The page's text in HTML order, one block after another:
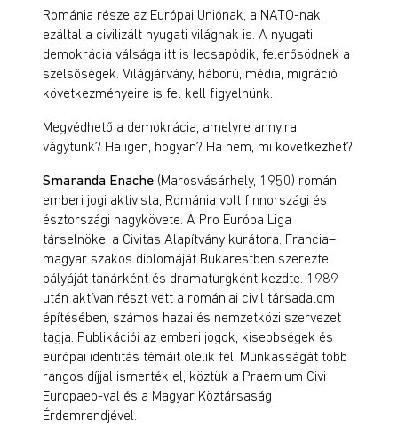
Románia része az Európai Uniónak, a NATO-nak,
ezáltal a civilizált nyugati világnak is. A nyugati
demokrácia válsága itt is lecsapódik, felerősödnek a
szélsőségek. Világjárvány, háború, média, migráció
következményeire is fel kell figyelnünk.
Megvédhető a demokrácia, amelyre annyira
vágytunk? Ha igen, hogyan? Ha nem, mi következhet?
Smaranda Enache (Marosvásárhely, 1950) román
emberi jogi aktivista, Románia volt finnországi és
észtországi nagykövete. A Pro Európa Liga
társelnöke, a Civitas Alapítvány kurátora. Francia–
magyar szakos diplomáját Bukarestben szerezte,
pályáját tanárként és dramaturgként kezdte. 1989
után aktívan részt vett a romániai civil társadalom
építésében, számos hazai és nemzetközi szervezet
tagja. Publikációi az emberi jogok, kisebbségek és
európai identitás témáit ölelik fel. Munkásságát több
rangos díjjal ismerték el, köztük a Praemium Civi
Europaeo-val és a Magyar Köztársaság
Érdemrendjével.